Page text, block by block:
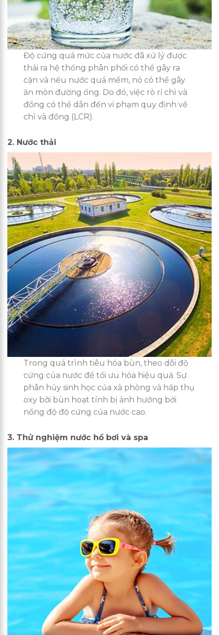
Độ cứng quá mức của nước đã xử lý được
thải ra hệ thống phân phối có thể gây ra
cặn và nếu nước quá mềm, nó có thể gây
ăn mòn đường ống. Do đó, việc rò rỉ chì và
đồng có thể dẫn đến vi phạm quy định về
chì và đồng (LCR).
2. Nước thải
Trong quá trình tiêu hóa bùn, theo dõi độ
cứng của nước để tối ưu hóa hiệu quả. Sự
phân hủy sinh học của xà phòng và hấp thụ
oxy bởi bùn hoạt tính bị ảnh hưởng bởi
nồng độ độ cứng của nước cao.
3. Thử nghiệm nước hồ bơi và spa